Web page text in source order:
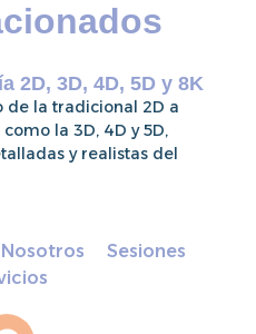
2D, 3D, 4D, 5D y 8K
de la tradicional 2D a
la 3D, 4D y 5D,
y realistas del
Nosotros
Sesiones